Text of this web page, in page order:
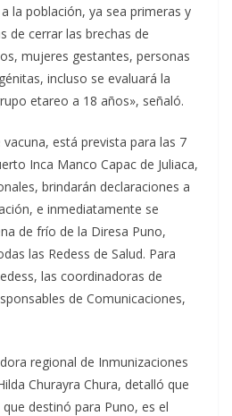
la población, ya sea primeras y
de cerrar las brechas de
mujeres gestantes, personas
incluso se evaluará la
etareo a 18 años», señaló.
está prevista para las 7
Inca Manco Capac de Juliaca,
brindarán declaraciones a
e inmediatamente se
de frío de la Diresa Puno,
las Redess de Salud. Para
las coordinadoras de
de Comunicaciones,
regional de Inmunizaciones
Churayra Chura, detalló que
destinó para Puno, es el